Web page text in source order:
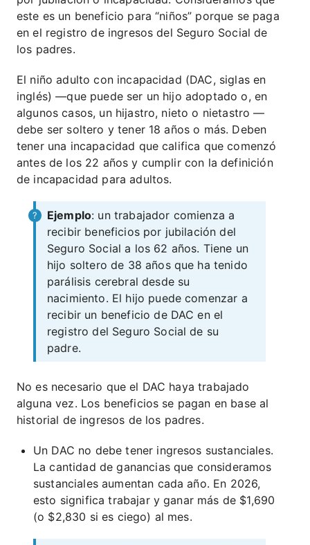
este es un beneficio para “niños” porque se paga
en el registro de ingresos del Seguro Social de
los padres.
El niño adulto con incapacidad (DAC, siglas en
inglés) —que puede ser un hijo adoptado o, en
algunos casos, un hijastro, nieto o nietastro —
debe ser soltero y tener 18 años o más. Deben
tener una incapacidad que califica que comenzó
antes de los 22 años y cumplir con la definición
de incapacidad para adultos.
Ejemplo: un trabajador comienza a
recibir beneficios por jubilación del
Seguro Social a los 62 años. Tiene un
hijo soltero de 38 años que ha tenido
parálisis cerebral desde su
nacimiento. El hijo puede comenzar a
recibir un beneficio de DAC en el
registro del Seguro Social de su
padre.
No es necesario que el DAC haya trabajado
alguna vez. Los beneficios se pagan en base al
historial de ingresos de los padres.
Un DAC no debe tener ingresos sustanciales.
La cantidad de ganancias que consideramos
sustanciales aumentan cada año. En 2026,
esto significa trabajar y ganar más de $1,690
(o $2,830 si es ciego) al mes.